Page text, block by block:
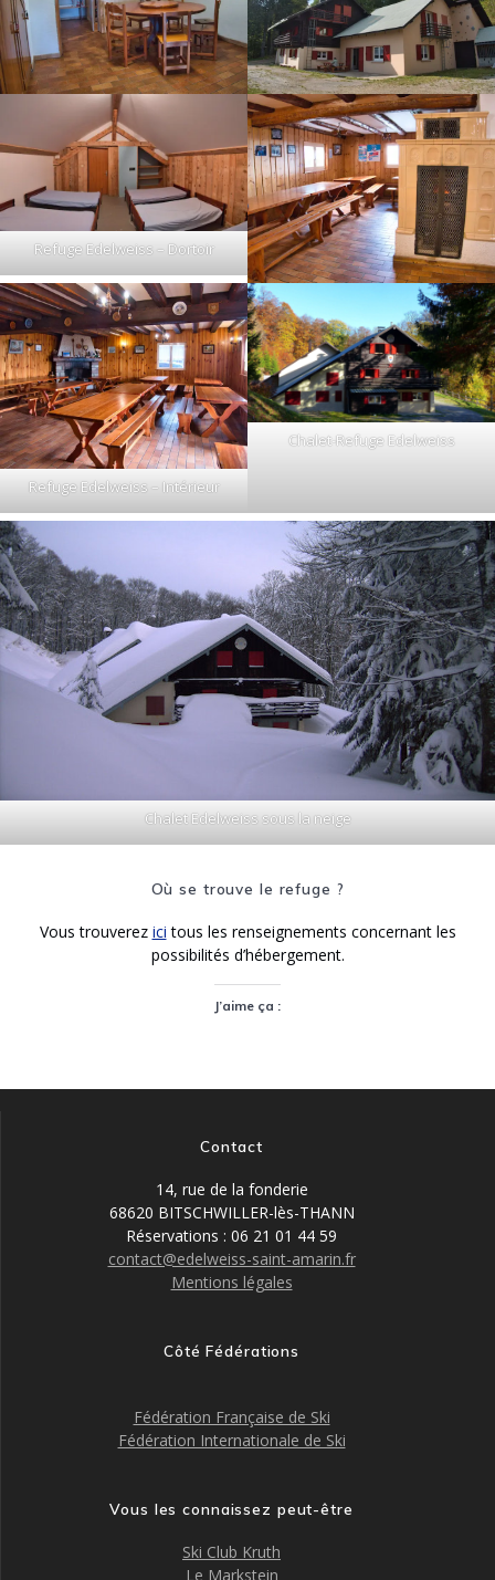
Refuge Edelweiss – Dortoir
Refuge Edelweiss – Intérieur
Chalet-Refuge Edelweiss
Chalet Edelweiss sous la neige
Où se trouve le refuge ?
Vous trouverez ici tous les renseignements concernant les
possibilités d’hébergement.
J’aime ça :
Contact
14, rue de la fonderie
68620 BITSCHWILLER-lès-THANN
Réservations : 06 21 01 44 59
contact@edelweiss-saint-amarin.fr
Mentions légales
Côté Fédérations
Fédération Française de Ski
Fédération Internationale de Ski
Vous les connaissez peut-être
Ski Club Kruth
Le Markstein